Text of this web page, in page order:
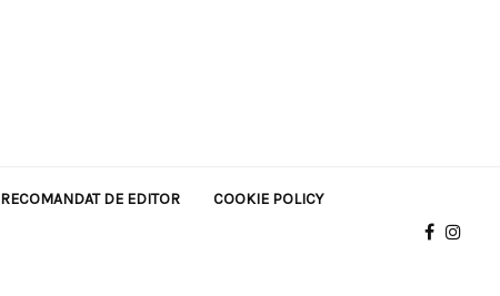
RECOMANDAT DE EDITOR COOKIE POLICY